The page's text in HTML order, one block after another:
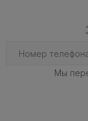
Мы